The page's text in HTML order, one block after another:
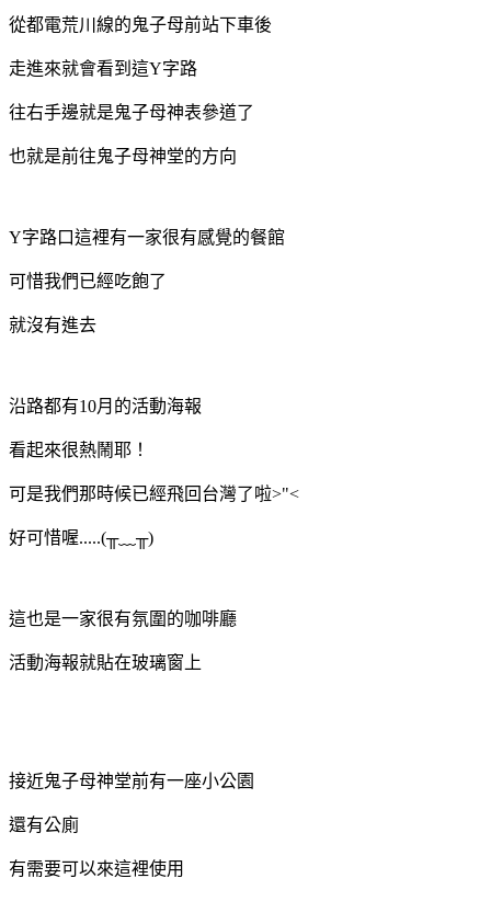
從都電荒川線的鬼子母前站下車後
走進來就會看到這Y字路
往右手邊就是鬼子母神表參道了
也就是前往鬼子母神堂的方向
Y字路口這裡有一家很有感覺的餐館
可惜我們已經吃飽了
就沒有進去
沿路都有10月的活動海報
看起來很熱鬧耶！
可是我們那時候已經飛回台灣了啦>"<
好可惜喔.....(╥﹏╥)
這也是一家很有氛圍的咖啡廳
活動海報就貼在玻璃窗上
接近鬼子母神堂前有一座小公園
還有公廁
有需要可以來這裡使用